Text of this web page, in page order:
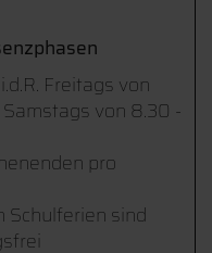
Freitags von
von 8.30 -
pro
Schulferien sind